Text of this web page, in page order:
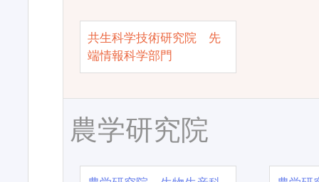
共生科学技術研究院 先
端情報科学部門
農学研究院